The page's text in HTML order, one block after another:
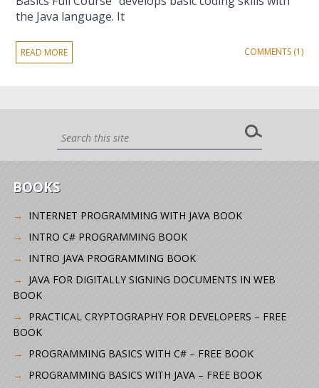
the Java language. It
READ MORE COMMENTS (1)
BOOKS
INTERNET PROGRAMMING WITH JAVA BOOK
INTRO C# PROGRAMMING BOOK
INTRO JAVA PROGRAMMING BOOK
JAVA FOR DIGITALLY SIGNING DOCUMENTS IN WEB
BOOK
PRACTICAL CRYPTOGRAPHY FOR DEVELOPERS – FREE
BOOK
PROGRAMMING BASICS WITH C# – FREE BOOK
PROGRAMMING BASICS WITH JAVA – FREE BOOK